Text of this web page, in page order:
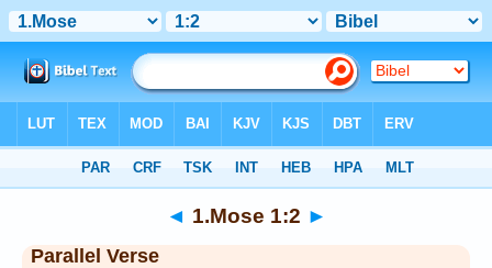
◄ 1.Mose 1:2 ►
Parallel Verse